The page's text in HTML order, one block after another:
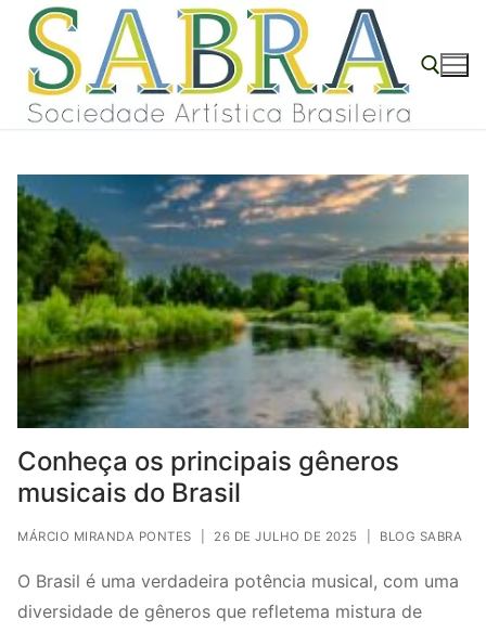
conteúdo
Pular
para
conteúdo
Conheça os principais gêneros
musicais do Brasil
MÁRCIO MIRANDA PONTES 26 DE JULHO DE 2025 BLOG SABRA
O Brasil é uma verdadeira potência musical, com uma
diversidade de gêneros que refletema mistura de